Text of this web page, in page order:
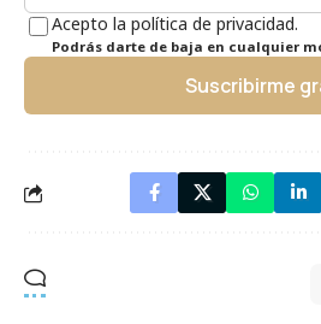
Acepto la política de privacidad.
Podrás darte de baja en cualquier
Suscribirme